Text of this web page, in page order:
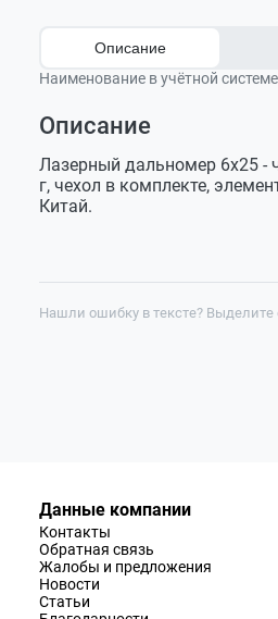
Описание
Наименование в учётной
Описание
Лазерный дальномер 6х25 -
г, чехол в комплекте,
Китай.
Оставить отзыв
Задать вопрос
Нашли ошибку в тексте?
Данные компании
Контакты
Обратная связь
Жалобы и предложения
Новости
Статьи